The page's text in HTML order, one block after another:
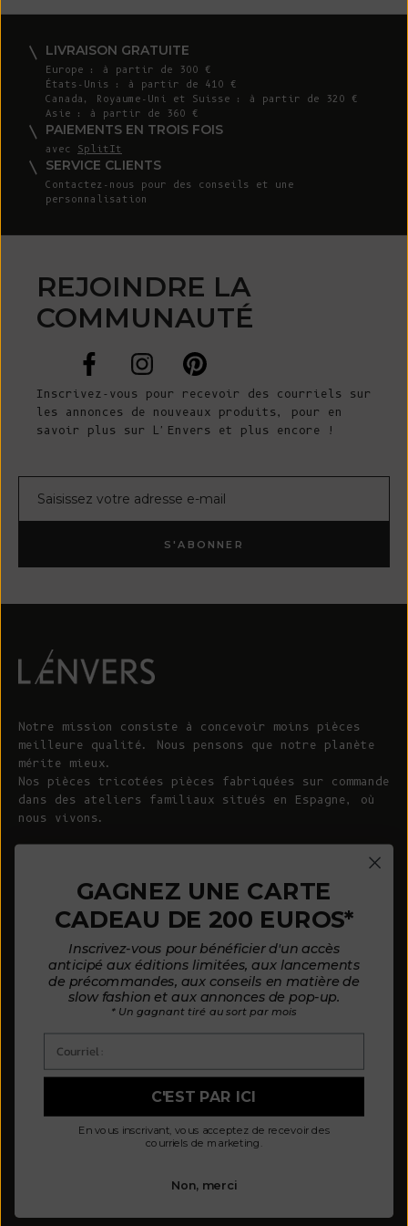
LIVRAISON GRATUITE
Europe : à partir de 300 €
États-Unis : à partir de 410 €
Canada, Royaume-Uni et Suisse : à partir de 320 €
Asie : à partir de 360 €
PAIEMENTS EN TROIS FOIS
avec SplitIt
SERVICE CLIENTS
Contactez-nous pour des conseils et une
personnalisation
REJOINDRE LA
COMMUNAUTÉ
Inscrivez-vous pour recevoir des courriels sur
les annonces de nouveaux produits, pour en
savoir plus sur L'Envers et plus encore !
S'ABONNER
Notre mission consiste à concevoir moins pièces
meilleure qualité. Nous pensons que notre planète
mérite mieux.
Nos pièces tricotées pièces fabriquées sur commande
dans des ateliers familiaux situés en Espagne, où
nous vivons.
Nous contacter
Guide d'entretien
Mode de paiement par mensualités
Politique de confidentialité
À PROPOS DE L'ENVERS
À propos de nous
Notre philosophie
Nos matières
Actualités
GAGNEZ UNE CARTE
CADEAU DE 200 EUROS*
Inscrivez-vous pour bénéficier d'un accès
anticipé aux éditions limitées, aux lancements
de précommandes, aux conseils en matière de
slow fashion et aux annonces de pop-up.
* Un gagnant tiré au sort par mois
C'EST PAR ICI
En vous inscrivant, vous acceptez de recevoir des
courriels de marketing.
Non, merci